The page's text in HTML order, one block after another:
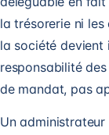
la trésorerie ni
la société devient
responsabilité
de mandat, pas
Un